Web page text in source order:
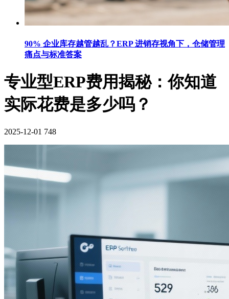
90% 企业库存越管越乱？ERP 进销存视角下，仓储管理
痛点与标准答案
专业型ERP费用揭秘：你知道
实际花费是多少吗？
2025-12-01 748